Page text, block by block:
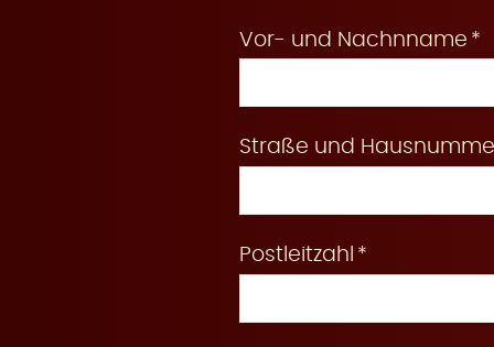
Vor- und Nachnname
Straße und
Postleitzahl